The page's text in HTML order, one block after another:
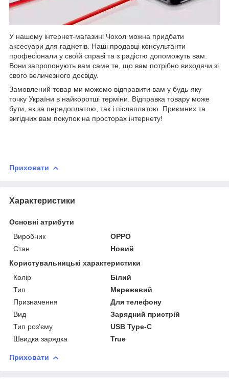
У нашому інтернет-магазині Чохол можна придбати
аксесуари для гаджетів. Наші продавці консультанти
професіонали у своїй справі та з радістю допоможуть вам.
Вони запропонують вам саме те, що вам потрібно виходячи зі
свого величезного досвіду.
Замовлений товар ми можемо відправити вам у будь-яку
точку України в найкоротші терміни. Відправка товару може
бути, як за передоплатою, так і післяплатою. Приємних та
вигідних вам покупок на просторах інтернету!
Приховати
Характеристики
Основні атрибути
Виробник
OPPO
Стан
Новий
Користувальницькі характеристики
Колір
Білий
Тип
Мережевий
Призначення
Для телефону
Вид
Зарядний пристрій
Тип роз'єму
USB Type-C
Швидка зарядка
True
Приховати